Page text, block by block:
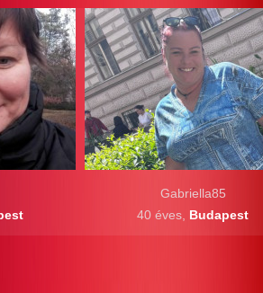
Gabriella85
40 éves, Budapest